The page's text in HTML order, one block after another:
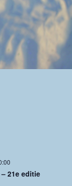
21e editie